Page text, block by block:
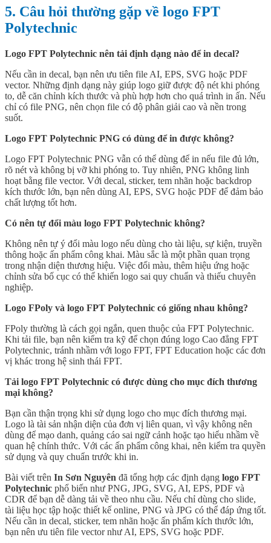
5. Câu hỏi thường gặp về logo FPT
Polytechnic
Logo FPT Polytechnic nên tải định dạng nào để in decal?
Nếu cần in decal, bạn nên ưu tiên file AI, EPS, SVG hoặc PDF
vector. Những định dạng này giúp logo giữ được độ nét khi phóng
to, dễ căn chỉnh kích thước và phù hợp hơn cho quá trình in ấn. Nếu
chỉ có file PNG, nên chọn file có độ phân giải cao và nền trong
suốt.
Logo FPT Polytechnic PNG có dùng để in được không?
Logo FPT Polytechnic PNG vẫn có thể dùng để in nếu file đủ lớn,
rõ nét và không bị vỡ khi phóng to. Tuy nhiên, PNG không linh
hoạt bằng file vector. Với decal, sticker, tem nhãn hoặc backdrop
kích thước lớn, bạn nên dùng AI, EPS, SVG hoặc PDF để đảm bảo
chất lượng tốt hơn.
Có nên tự đổi màu logo FPT Polytechnic không?
Không nên tự ý đổi màu logo nếu dùng cho tài liệu, sự kiện, truyền
thông hoặc ấn phẩm công khai. Màu sắc là một phần quan trọng
trong nhận diện thương hiệu. Việc đổi màu, thêm hiệu ứng hoặc
chỉnh sửa bố cục có thể khiến logo sai quy chuẩn và thiếu chuyên
nghiệp.
Logo FPoly và logo FPT Polytechnic có giống nhau không?
FPoly thường là cách gọi ngắn, quen thuộc của FPT Polytechnic.
Khi tải file, bạn nên kiểm tra kỹ để chọn đúng logo Cao đẳng FPT
Polytechnic, tránh nhầm với logo FPT, FPT Education hoặc các đơn
vị khác trong hệ sinh thái FPT.
Tải logo FPT Polytechnic có được dùng cho mục đích thương
mại không?
Bạn cần thận trọng khi sử dụng logo cho mục đích thương mại.
Logo là tài sản nhận diện của đơn vị liên quan, vì vậy không nên
dùng để mạo danh, quảng cáo sai ngữ cảnh hoặc tạo hiểu nhầm về
quan hệ chính thức. Với các ấn phẩm công khai, nên kiểm tra quyền
sử dụng và quy chuẩn trước khi in.
Bài viết trên In Sơn Nguyên đã tổng hợp các định dạng logo FPT
Polytechnic phổ biến như PNG, JPG, SVG, AI, EPS, PDF và
CDR để bạn dễ dàng tải về theo nhu cầu. Nếu chỉ dùng cho slide,
tài liệu học tập hoặc thiết kế online, PNG và JPG có thể đáp ứng tốt.
Nếu cần in decal, sticker, tem nhãn hoặc ấn phẩm kích thước lớn,
bạn nên ưu tiên file vector như AI, EPS, SVG hoặc PDF.